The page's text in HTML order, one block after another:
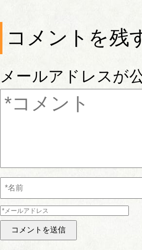
コメントを残
メールアドレスが